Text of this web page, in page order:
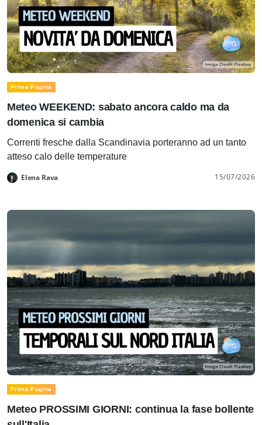
Prima Pagina
Meteo WEEKEND: sabato ancora caldo ma da
domenica si cambia
Correnti fresche dalla Scandinavia porteranno ad un tanto
atteso calo delle temperature
Elena Rava 15/07/2026
Prima Pagina
Meteo PROSSIMI GIORNI: continua la fase bollente